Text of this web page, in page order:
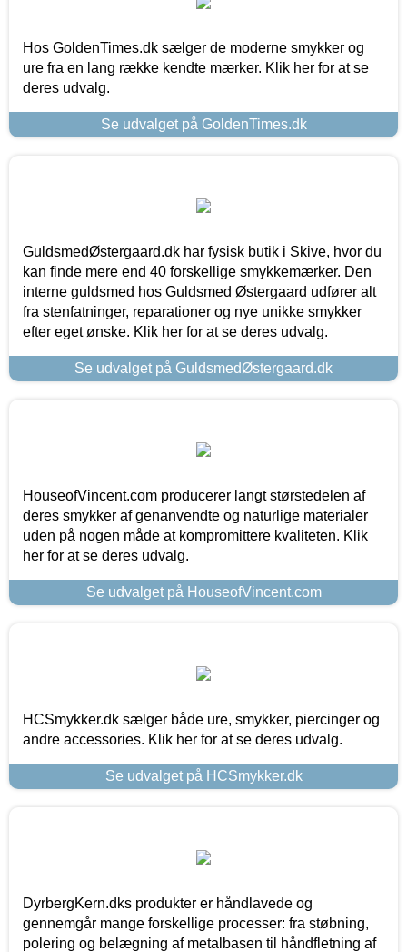
Hos GoldenTimes.dk sælger de moderne smykker og
ure fra en lang række kendte mærker. Klik her for at se
deres udvalg.
Se udvalget på GoldenTimes.dk
GuldsmedØstergaard.dk har fysisk butik i Skive, hvor du
kan finde mere end 40 forskellige smykkemærker. Den
interne guldsmed hos Guldsmed Østergaard udfører alt
fra stenfatninger, reparationer og nye unikke smykker
efter eget ønske. Klik her for at se deres udvalg.
Se udvalget på GuldsmedØstergaard.dk
HouseofVincent.com producerer langt størstedelen af
deres smykker af genanvendte og naturlige materialer
uden på nogen måde at kompromittere kvaliteten. Klik
her for at se deres udvalg.
Se udvalget på HouseofVincent.com
HCSmykker.dk sælger både ure, smykker, piercinger og
andre accessories. Klik her for at se deres udvalg.
Se udvalget på HCSmykker.dk
DyrbergKern.dks produkter er håndlavede og
gennemgår mange forskellige processer: fra støbning,
polering og belægning af metalbasen til håndfletning af